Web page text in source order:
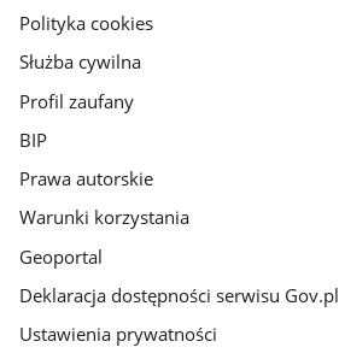
gov.pl
Polityka cookies
Służba cywilna
Profil zaufany
BIP
Prawa autorskie
Warunki korzystania
Geoportal
Deklaracja dostępności serwisu Gov.pl
Ustawienia prywatności